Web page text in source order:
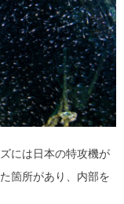
には日本の特攻機が
箇所があり、内部を